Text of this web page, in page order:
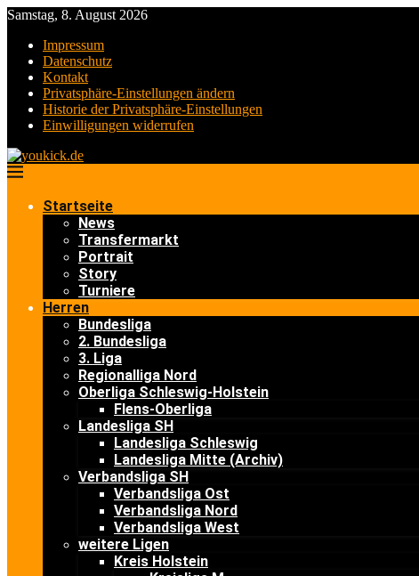
Samstag, 8. August 2026
Impressum
Datenschutz
Kontakt
Privatsphäre-Einstellungen ändern
Historie der Privatsphäre-Einstellungen
Einwilligungen widerrufen
Startseite
News
Transfermarkt
Portrait
Story
Turniere
Herren
Bundesliga
2. Bundesliga
3. Liga
Regionalliga Nord
Oberliga Schleswig-Holstein
Flens-Oberliga
Landesliga SH
Landesliga Schleswig
Landesliga Mitte (Archiv)
Verbandsliga SH
Verbandsliga Ost
Verbandsliga Nord
Verbandsliga West
weitere Ligen
Kreis Holstein